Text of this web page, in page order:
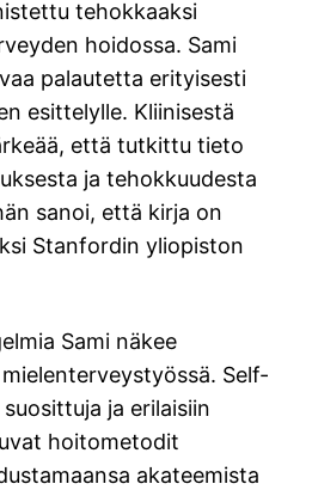
tehokkaaksi
hoidossa. Sami
palautetta erityisesti
esittelylle. Kliinisestä
että tutkittu tieto
ja tehokkuudesta
sanoi, että kirja on
Stanfordin yliopiston
Sami näkee
Self-
ja erilaisiin
hoitometodit
akateemista